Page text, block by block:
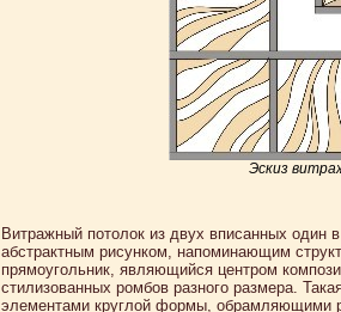
Эскиз
Витражный потолок из двух вписанных один
абстрактным рисунком, напоминающим
прямоугольник, являющийся центром
стилизованных ромбов разного размера.
элементами круглой формы, обрамляющими